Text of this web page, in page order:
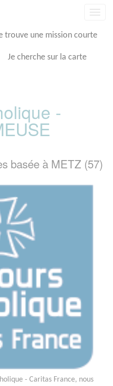
trouve une mission courte
Je cherche sur la carte
-
basée à METZ (57)
- Caritas France, nous